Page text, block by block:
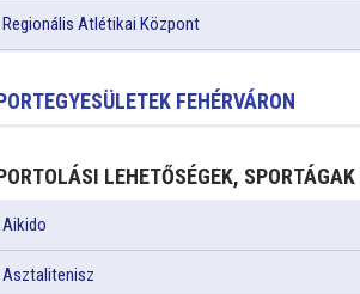
Regionális Atlétikai Központ
FEHÉRVÁRON
LEHETŐSÉGEK, SPORTÁGAK
Aikido
Asztalitenisz